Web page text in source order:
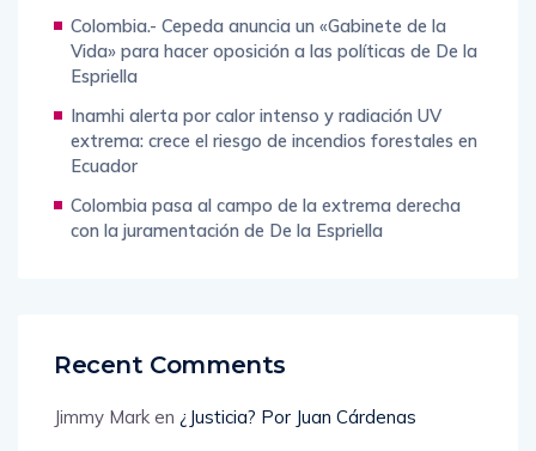
Colombia.- Cepeda anuncia un «Gabinete de la
Vida» para hacer oposición a las políticas de De la
Espriella
Inamhi alerta por calor intenso y radiación UV
extrema: crece el riesgo de incendios forestales en
Ecuador
Colombia pasa al campo de la extrema derecha
con la juramentación de De la Espriella
Recent Comments
Jimmy Mark en ¿Justicia? Por Juan Cárdenas